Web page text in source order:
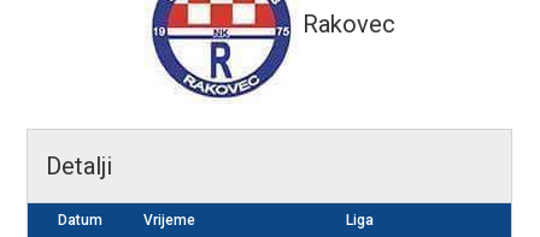
Rakovec
Detalji
Datum Vrijeme Liga